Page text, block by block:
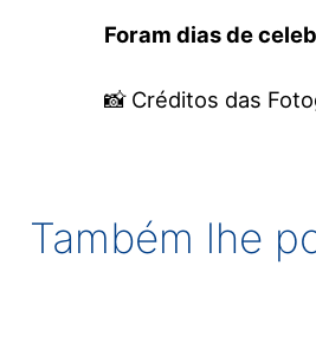
Foram dias de
📸Créditos das
Também lhe